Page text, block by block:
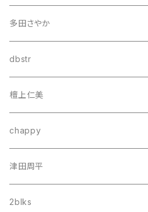
多田さやか
dbstr
檀上仁美
chappy
津田周平
2blks